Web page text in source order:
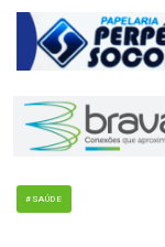
#SAÚDE